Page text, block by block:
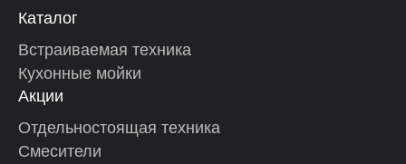
Каталог
Встраиваемая техника
Кухонные мойки
Акции
Отдельностоящая техника
Смесители